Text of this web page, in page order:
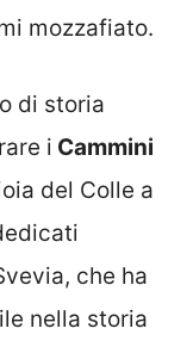
mozzafiato.
di storia
i Cammini
del Colle a
che ha
nella storia